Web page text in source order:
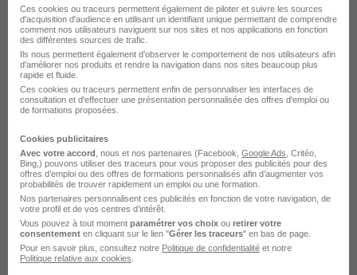
Alternance par domaine à Saint-
Louis
Alternance Saint-Louis Restauration
Alternance Saint-Louis Service
Alternance Saint-Louis Vente
Alternance Saint-Louis Culture
Alternance Saint-Louis Santé
Alternance Saint-Louis Production
Ces cookies ou traceurs permettent également de piloter et suivre les sources
d'acquisition d'audience en utilisant un identifiant unique permettant de comprendre
comment nos utilisateurs naviguent sur nos sites et nos applications en fonction
des différentes sources de trafic.
Ils nous permettent également d’observer le comportement de nos utilisateurs afin
d'améliorer nos produits et rendre la navigation dans nos sites beaucoup plus
rapide et fluide.
Ces cookies ou traceurs permettent enfin de personnaliser les interfaces de
consultation et d'effectuer une présentation personnalisée des offres d'emploi ou
de formations proposées.
Cookies publicitaires
Avec votre accord , nous et nos partenaires (Facebook, Google Ads , Critéo,
Bing,) pouvons utiliser des traceurs pour vous proposer des publicités pour des
offres d’emploi ou des offres de formations personnalisés afin d’augmenter vos
probabilités de trouver rapidement un emploi ou une formation.
Nos partenaires personnalisent ces publicités en fonction de votre navigation, de
votre profil et de vos centres d’intérêt.
Vous pouvez à tout moment paramétrer vos choix ou retirer votre
consentement en cliquant sur le lien "Gérer les traceurs" en bas de page.
Pour en savoir plus, consultez notre Politique de confidentialité et notre
Politique relative aux cookies